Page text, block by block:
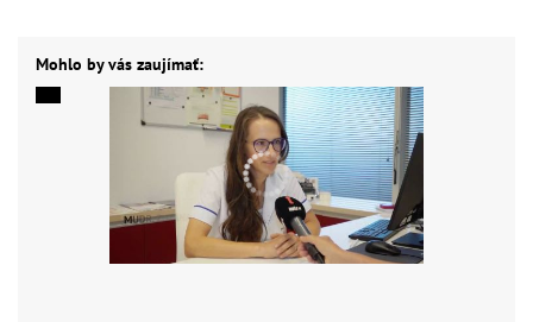
Mohlo by vás zaujímať: